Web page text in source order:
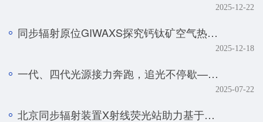
2025-12-22
同步辐射原位GIWAXS探究钙钛矿空气热处理的降解机制
2025-12-18
一代、四代光源接力奔跑，追光不停歇——BSRF第二十九届用户学术年会暨HEPS用户研讨会顺利召开
2025-07-22
北京同步辐射装置X射线荧光站助力基于人工智能技术的金属组学研究取得系列进展